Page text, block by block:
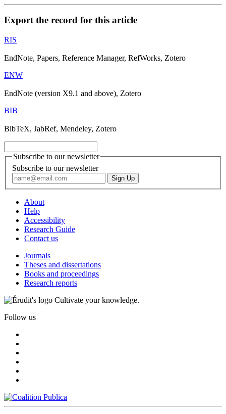
Export the record for this article
RIS
EndNote, Papers, Reference Manager, RefWorks, Zotero
ENW
EndNote (version X9.1 and above), Zotero
BIB
BibTeX, JabRef, Mendeley, Zotero
Subscribe to our newsletter
Subscribe to our newsletter
About
Help
Accessibility
Research Guide
Contact us
Journals
Theses and dissertations
Books and proceedings
Research reports
Cultivate your knowledge.
Follow us